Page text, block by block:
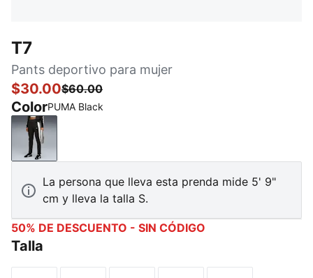
T7
Pants deportivo para mujer
$30.00$60.00
ColorPUMA Black
PUMA Black
La persona que lleva esta prenda mide 5' 9"
cm y lleva la talla S.
50% DE DESCUENTO - SIN CÓDIGO
Talla